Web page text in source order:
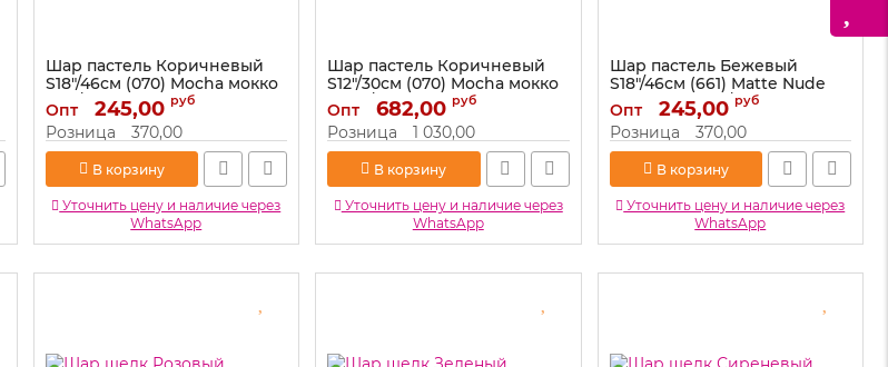
Шар пастель Коричневый
S18"/46см (070) Mocha мокко
5шт/уп (Колумбия) 418544-5
Артикул: 418544-5
Опт 245,00 руб
Розница 370,00
В корзину
Уточнить цену и наличие через
WhatsApp
Шар пастель Коричневый
S12"/30см (070) Mocha мокко
50шт/уп (Колумбия) 418490
Артикул: 418490
Опт 682,00 руб
Розница 1 030,00
В корзину
Уточнить цену и наличие через
WhatsApp
Шар пастель Бежевый
S18"/46см (661) Matte Nude
телесный 5шт/уп (Колумбия)
макарунс 419442-5
Артикул: 419442-5
Опт 245,00 руб
Розница 370,00
В корзину
Уточнить цену и наличие через
WhatsApp